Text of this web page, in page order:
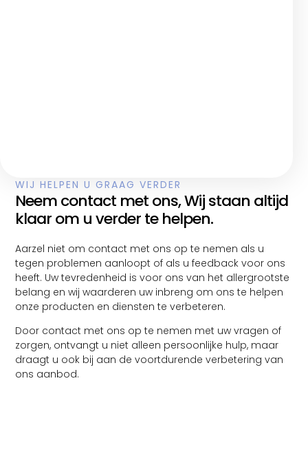
WIJ HELPEN U GRAAG VERDER
Neem contact met ons, Wij staan altijd
klaar om u verder te helpen.
Aarzel niet om contact met ons op te nemen als u
tegen problemen aanloopt of als u feedback voor ons
heeft. Uw tevredenheid is voor ons van het allergrootste
belang en wij waarderen uw inbreng om ons te helpen
onze producten en diensten te verbeteren.
Door contact met ons op te nemen met uw vragen of
zorgen, ontvangt u niet alleen persoonlijke hulp, maar
draagt ​​u ook bij aan de voortdurende verbetering van
ons aanbod.